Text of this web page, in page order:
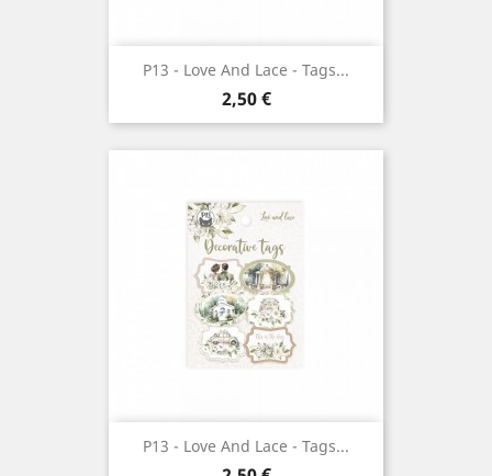
P13 - Love And Lace - Tags...
Prix
2,50 €
P13 - Love And Lace - Tags...